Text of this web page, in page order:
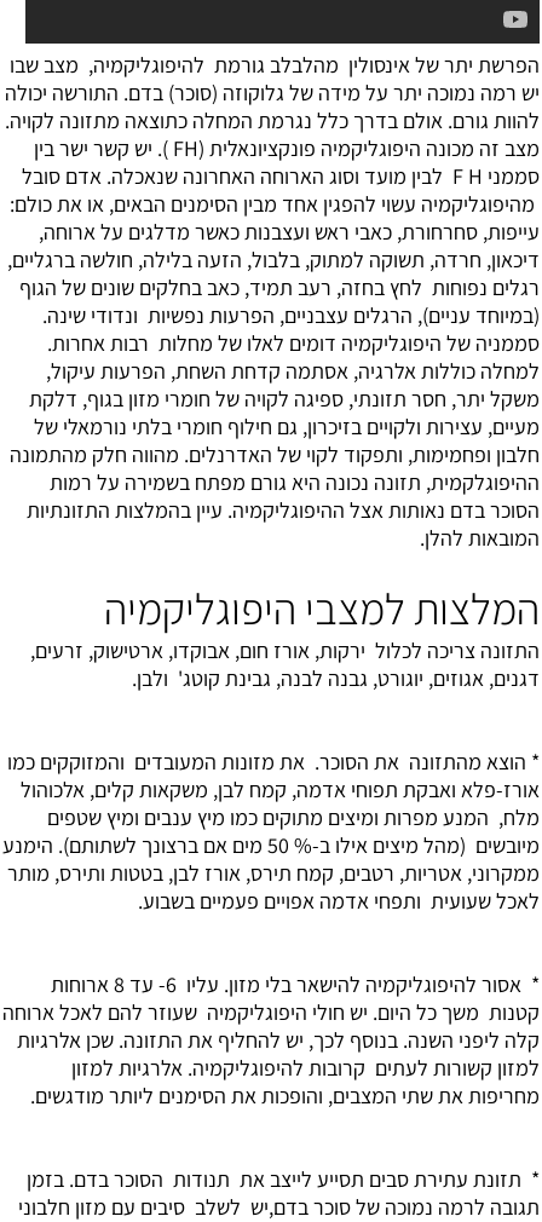
הפרשת יתר של אינסולין מהלבלב גורמת להיפוגליקמיה, מצב שבו
יש רמה נמוכה יתר על מידה של גלוקוזה (סוכר) בדם. התורשה יכולה
להוות גורם. אולם בדרך כלל נגרמת המחלה כתוצאה מתזונה לקויה.
מצב זה מכונה היפוגליקמיה פונקציונאלית (FH ). יש קשר ישר בין
סממני F H לבין מועד וסוג הארוחה האחרונה שנאכלה. אדם סובל
מהיפוגליקמיה עשוי להפגין אחד מבין הסימנים הבאים, או את כולם:
עייפות, סחרחורת, כאבי ראש ועצבנות כאשר מדלגים על ארוחה,
דיכאון, חרדה, תשוקה למתוק, בלבול, הזעה בלילה, חולשה ברגליים,
רגלים נפוחות לחץ בחזה, רעב תמיד, כאב בחלקים שונים של הגוף
(במיוחד עניים), הרגלים עצבניים, הפרעות נפשיות ונדודי שינה.
סממניה של היפוגליקמיה דומים לאלו של מחלות רבות אחרות.
למחלה כוללות אלרגיה, אסתמה קדחת השחת, הפרעות עיקול,
משקל יתר, חסר תזונתי, ספיגה לקויה של חומרי מזון בגוף, דלקת
מעיים, עצירות ולקויים בזיכרון, גם חילוף חומרי בלתי נורמאלי של
חלבון ופחמימות, ותפקוד לקוי של האדרנלים. מהווה חלק מהתמונה
ההיפוגלקמית, תזונה נכונה היא גורם מפתח בשמירה על רמות
הסוכר בדם נאותות אצל ההיפוגליקמיה. עיין בהמלצות התזונתיות
המובאות להלן.
המלצות למצבי היפוגליקמיה
התזונה צריכה לכלול ירקות, אורז חום, אבוקדו, ארטישוק, זרעים,
דגנים, אגוזים, יוגורט, גבנה לבנה, גבינת קוטג' ולבן.
* הוצא מהתזונה את הסוכר. את מזונות המעובדים והמזוקקים כמו
אורז-פלא ואבקת תפוחי אדמה, קמח לבן, משקאות קלים, אלכוהול
מלח, המנע מפרות ומיצים מתוקים כמו מיץ ענבים ומיץ שטפים
מיובשים (מהל מיצים אילו ב-% 50 מים אם ברצונך לשתותם). הימנע
ממקרוני, אטריות, רטבים, קמח תירס, אורז לבן, בטטות ותירס, מותר
לאכל שעועית ותפחי אדמה אפויים פעמיים בשבוע.
* אסור להיפוגליקמיה להישאר בלי מזון. עליו 6- עד 8 ארוחות
קטנות משך כל היום. יש חולי היפוגליקמיה שעוזר להם לאכל ארוחה
קלה ליפני השנה. בנוסף לכך, יש להחליף את התזונה. שכן אלרגיות
למזון קשורות לעתים קרובות להיפוגליקמיה. אלרגיות למזון
מחריפות את שתי המצבים, והופכות את הסימנים ליותר מודגשים.
* תזונת עתירת סבים תסייע לייצב את תנודות הסוכר בדם. בזמן
תגובה לרמה נמוכה של סוכר בדם,יש לשלב סיבים עם מזון חלבוני